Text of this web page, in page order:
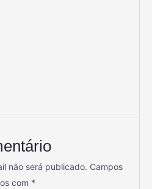
não será publicado. Campos
com *